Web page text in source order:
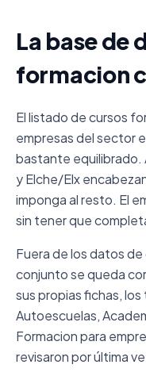
La base de
formacion
El listado de cursos
empresas del sector
bastante equilibrado.
y Elche/Elx
imponga al resto. El
sin tener que
Fuera de los datos
conjunto se queda
sus propias fichas,
Autoescuelas,
Formacion para
revisaron por última